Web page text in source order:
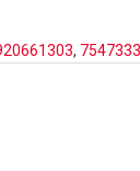
, 7547333